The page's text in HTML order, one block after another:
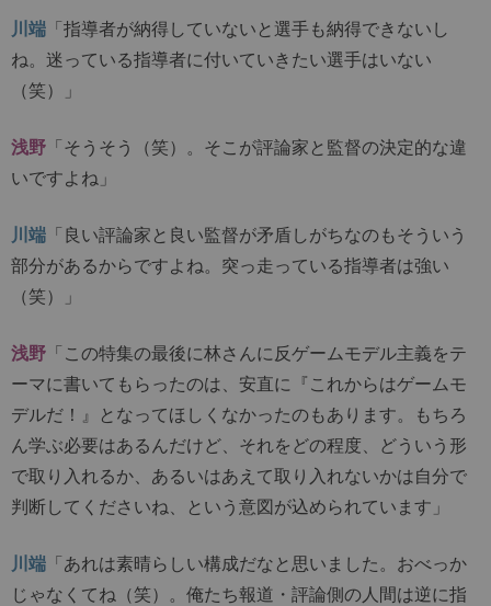
川端 「指導者が納得していないと選手も納得できないし
ね。迷っている指導者に付いていきたい選手はいない
（笑）」
浅野 「そうそう（笑）。そこが評論家と監督の決定的な違
いですよね」
川端 「良い評論家と良い監督が矛盾しがちなのもそういう
部分があるからですよね。突っ走っている指導者は強い
（笑）」
浅野 「この特集の最後に林さんに反ゲームモデル主義をテ
ーマに書いてもらったのは、安直に『これからはゲームモ
デルだ！』となってほしくなかったのもあります。もちろ
ん学ぶ必要はあるんだけど、それをどの程度、どういう形
で取り入れるか、あるいはあえて取り入れないかは自分で
判断してくださいね、という意図が込められています」
川端 「あれは素晴らしい構成だなと思いました。おべっか
じゃなくてね（笑）。俺たち報道・評論側の人間は逆に指